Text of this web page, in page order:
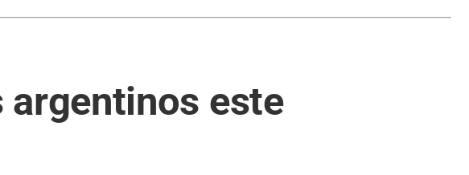
argentinos este